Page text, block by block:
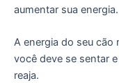
aumentar sua energia.
A energia do seu cão
você deve se sentar
reaja.